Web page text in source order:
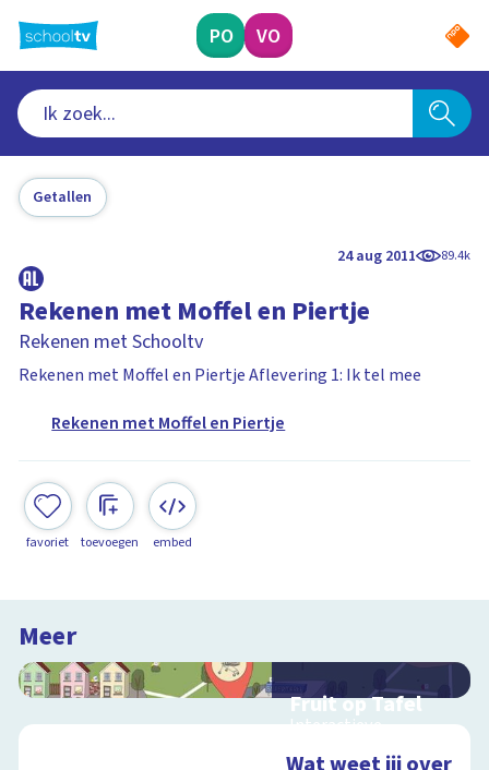
naar
hoofdinhoud
PO VO
Getallen
24 aug 2011 89.4k
Rekenen met Moffel en Piertje
Rekenen met Schooltv
Rekenen met Moffel en Piertje Aflevering 1: Ik tel mee
Rekenen met Moffel en Piertje
favoriet toevoegen embed
Meer
Fruit op Tafel
Interactieve